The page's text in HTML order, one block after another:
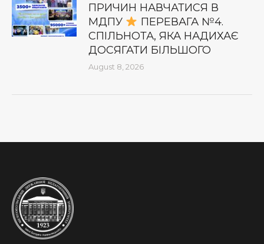
ПРИЧИН НАВЧАТИСЯ В
МДПУ
ПЕРЕВАГА №4.
СПІЛЬНОТА, ЯКА НАДИХАЄ
ДОСЯГАТИ БІЛЬШОГО
August 8, 2026